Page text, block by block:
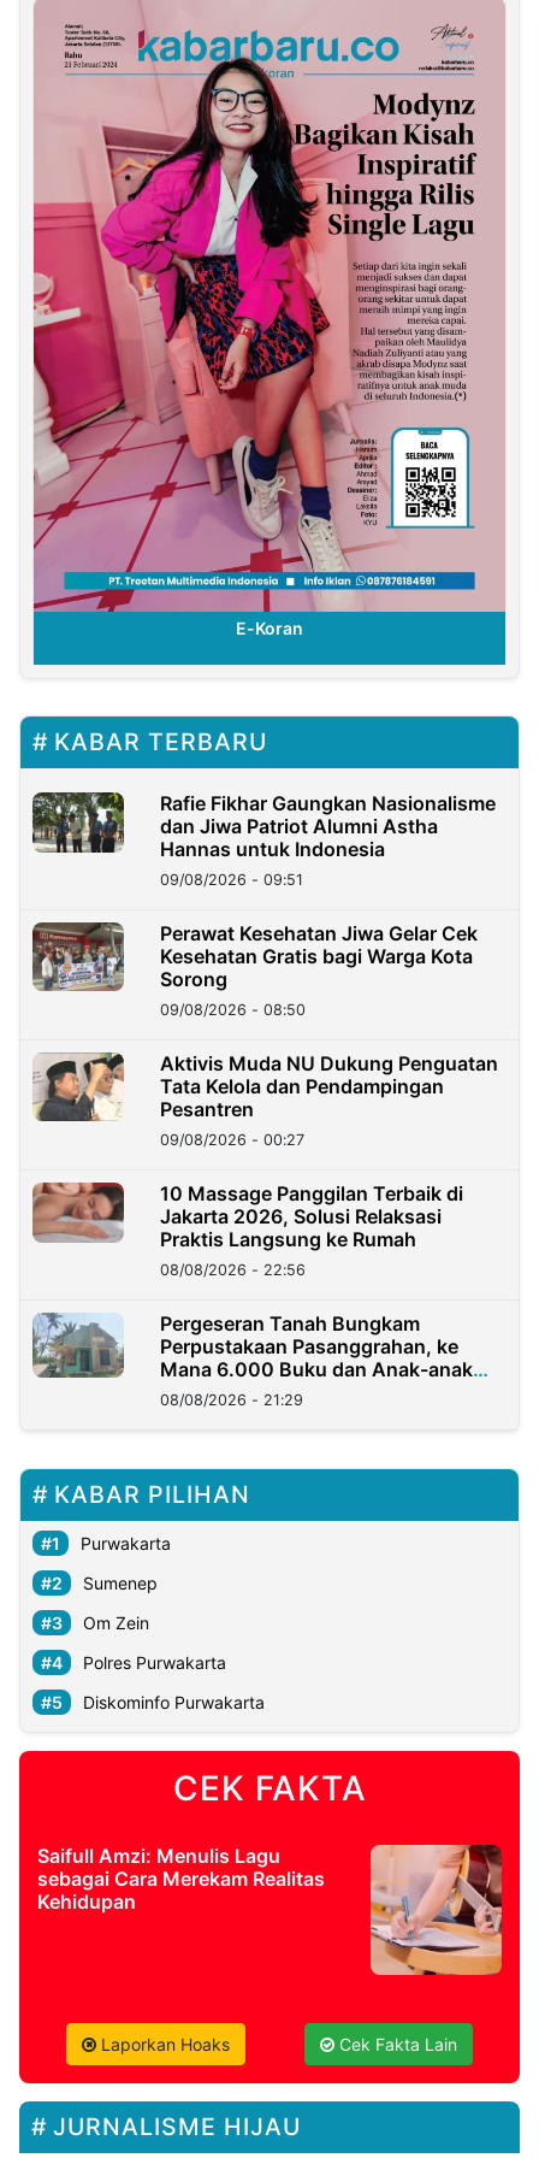
E-Koran
KABAR TERBARU
Rafie Fikhar Gaungkan Nasionalisme
dan Jiwa Patriot Alumni Astha
Hannas untuk Indonesia
09/08/2026 - 09:51
Perawat Kesehatan Jiwa Gelar Cek
Kesehatan Gratis bagi Warga Kota
Sorong
09/08/2026 - 08:50
Aktivis Muda NU Dukung Penguatan
Tata Kelola dan Pendampingan
Pesantren
09/08/2026 - 00:27
10 Massage Panggilan Terbaik di
Jakarta 2026, Solusi Relaksasi
Praktis Langsung ke Rumah
08/08/2026 - 22:56
Pergeseran Tanah Bungkam
Perpustakaan Pasanggrahan, ke
Mana 6.000 Buku dan Anak-anak
Kini?
08/08/2026 - 21:29
KABAR PILIHAN
Purwakarta
Sumenep
Om Zein
Polres Purwakarta
Diskominfo Purwakarta
CEK FAKTA
Saifull Amzi: Menulis Lagu
sebagai Cara Merekam Realitas
Kehidupan
Laporkan Hoaks Cek Fakta Lain
JURNALISME HIJAU